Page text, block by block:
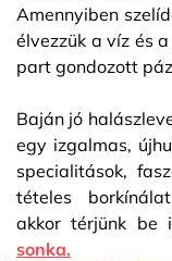
Amennyiben
élvezzük a víz és
part gondozott
Baján jó
egy izgalmas,
specialitások,
tételes
akkor térjünk be
sonka.